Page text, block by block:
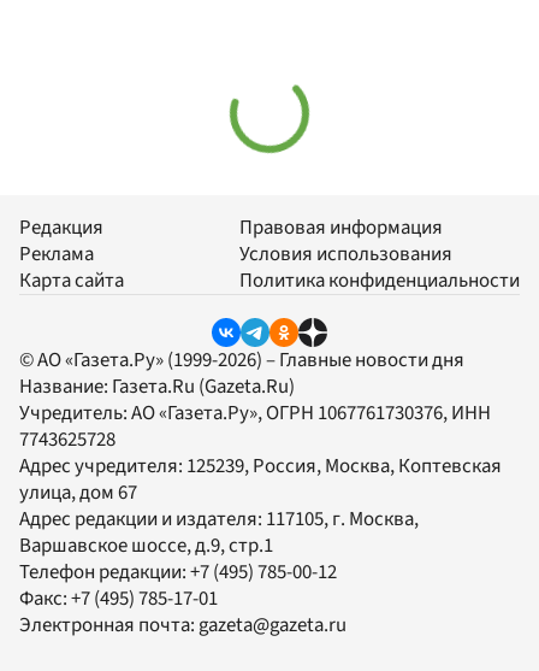
Редакция
Реклама
Карта сайта
Правовая информация
Условия использования
Политика конфиденциальности
© АО «Газета.Ру» (1999-2026) – Главные новости дня
Название: Газета.Ru (Gazeta.Ru)
Учредитель:АО «Газета.Ру», ОГРН 1067761730376, ИНН
7743625728
Адрес учредителя: 125239, Россия, Москва, Коптевская
улица, дом 67
Адрес редакции и издателя: 117105, г. Москва,
Варшавское шоссе, д.9, стр.1
Телефон редакции:+7 (495) 785-00-12
Факс:+7 (495) 785-17-01
Электронная почта:gazeta@gazeta.ru